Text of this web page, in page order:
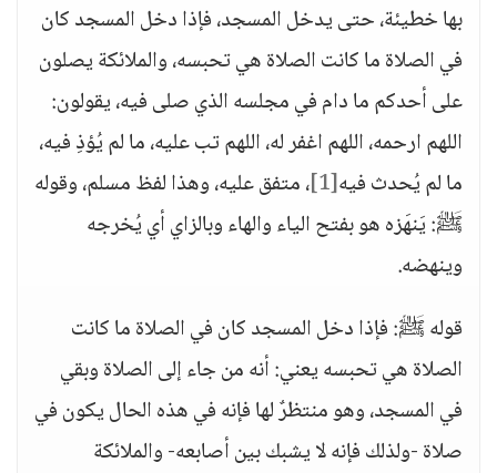
بها خطيئة، حتى يدخل المسجد، فإذا دخل المسجد كان
في الصلاة ما كانت الصلاة هي تحبسه، والملائكة يصلون
على أحدكم ما دام في مجلسه الذي صلى فيه، يقولون:
اللهم ارحمه، اللهم اغفر له، اللهم تب عليه، ما لم يُؤذِ فيه،
ما لم يُحدث فيه[1] ، متفق عليه، وهذا لفظ مسلم، وقوله
ﷺ: يَنهَزه هو بفتح الياء والهاء وبالزاي أي يُخرجه
وينهضه.
قوله ﷺ: فإذا دخل المسجد كان في الصلاة ما كانت
الصلاة هي تحبسه يعني: أنه من جاء إلى الصلاة وبقي
في المسجد، وهو منتظرٌ لها فإنه في هذه الحال يكون في
صلاة -ولذلك فإنه لا يشبك بين أصابعه- والملائكة